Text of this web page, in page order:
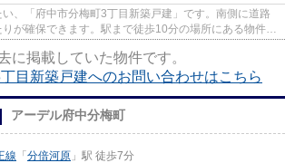
、「府中市分梅町3丁目新築戸建」です。南側に道路
が確保できます。駅まで徒歩10分の場所にある物件で
に掲載していた物件です。
目新築戸建へのお問い合わせはこちら
アーデル府中分梅町
線 「 分倍河原 」駅 徒歩7分